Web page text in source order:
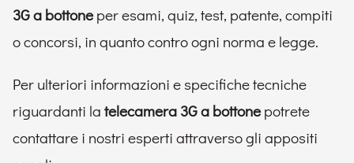
3G a bottone per esami, quiz, test, patente, compiti
o concorsi, in quanto contro ogni norma e legge.
Per ulteriori informazioni e specifiche tecniche
riguardanti la telecamera 3G a bottonepotrete
contattare i nostri esperti attraverso gli appositi